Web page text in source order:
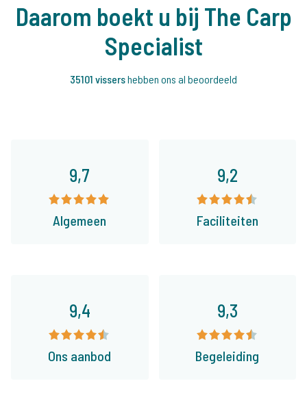
Daarom boekt u bij The Carp
Specialist
35101 vissershebben ons al beoordeeld
9,7
Algemeen
9,2
Faciliteiten
9,4
Ons aanbod
9,3
Begeleiding